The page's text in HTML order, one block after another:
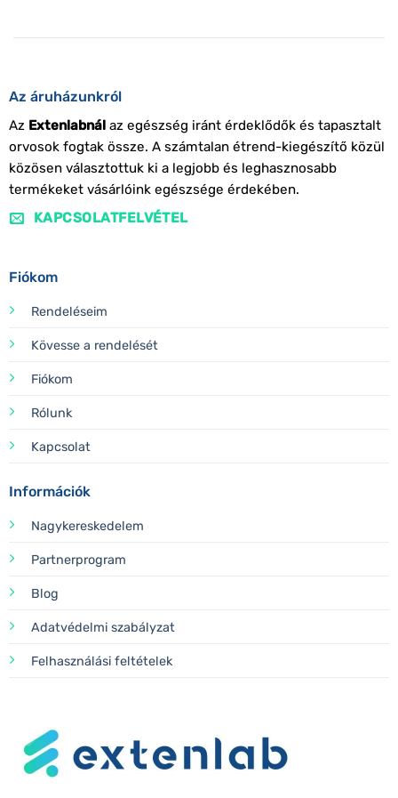
Az áruházunkról
Az Extenlabnálaz egészség iránt érdeklődők és tapasztalt
orvosok fogtak össze. A számtalan étrend-kiegészítő közül
közösen választottuk ki a legjobb és leghasznosabb
termékeket vásárlóink egészsége érdekében.
KAPCSOLATFELVÉTEL
Fiókom
Rendeléseim
Kövesse a rendelését
Fiókom
Rólunk
Kapcsolat
Információk
Nagykereskedelem
Partnerprogram
Blog
Adatvédelmi szabályzat
Felhasználási feltételek